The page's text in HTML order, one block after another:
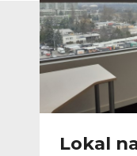
Lokal